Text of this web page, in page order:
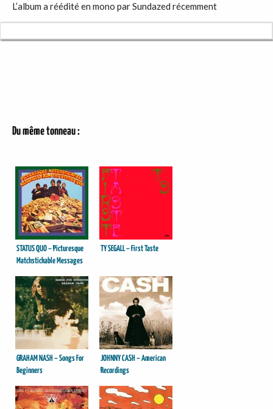
L’album a réédité en mono par Sundazed récemment
Du même tonneau :
STATUS QUO – Picturesque
Matchstickable Messages
TY SEGALL – First Taste
GRAHAM NASH – Songs For
Beginners
JOHNNY CASH – American
Recordings